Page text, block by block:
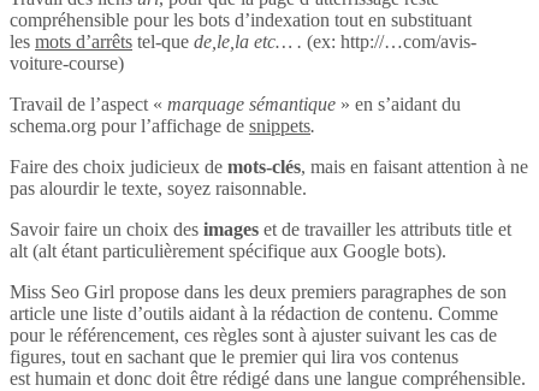
compréhensible pour les bots d’indexation tout en substituant
les mots d’arrêts tel-que de,le,la etc… . (ex: http://…com/avis-
voiture-course)
Travail de l’aspect « marquage sémantique » en s’aidant du
schema.org pour l’affichage de snippets.
Faire des choix judicieux de mots-clés, mais en faisant attention à ne
pas alourdir le texte, soyez raisonnable.
Savoir faire un choix des images et de travailler les attributs title et
alt (alt étant particulièrement spécifique aux Google bots).
Miss Seo Girl propose dans les deux premiers paragraphes de son
article une liste d’outils aidant à la rédaction de contenu. Comme
pour le référencement, ces règles sont à ajuster suivant les cas de
figures, tout en sachant que le premier qui lira vos contenus
est humain et donc doit être rédigé dans une langue compréhensible.